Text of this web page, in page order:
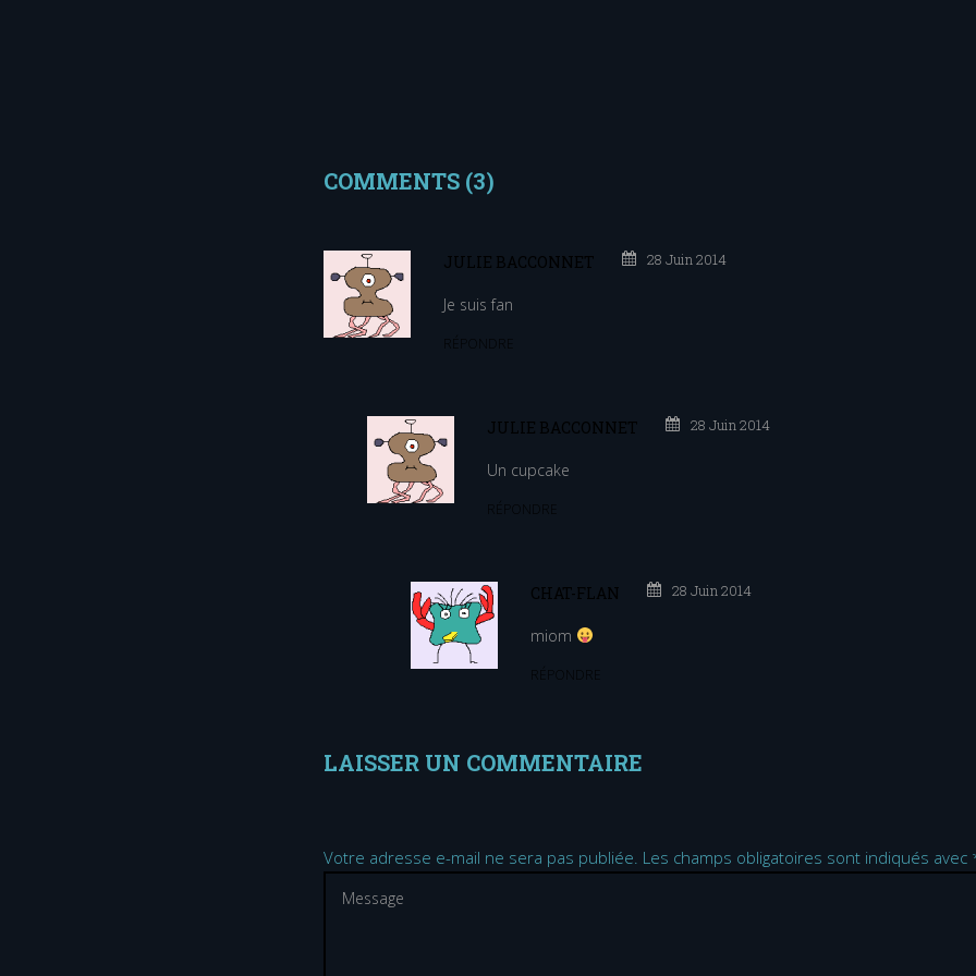
COMMENTS (3)
JULIE BACCONNET 28 Juin 2014
Je suis fan
JULIE BACCONNET 28 Juin 2014
Un cupcake
CHAT-FLAN 28 Juin 2014
miom
LAISSER UN COMMENTAIRE
Votre adresse e-mail ne sera pas publiée. Les champs obligatoires sont indiqués avec